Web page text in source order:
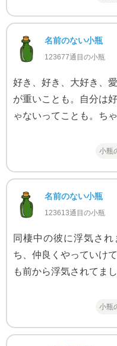
名前のない小瓶
123677通目の小瓶
好き、好き、大好き、
が重いことも。自分は
ゃないってことも。ち
小瓶
名前のない小瓶
123613通目の小瓶
同棲中の彼に浮気さ
ち、仲良くやっていけ
も前から浮気されてま
小瓶